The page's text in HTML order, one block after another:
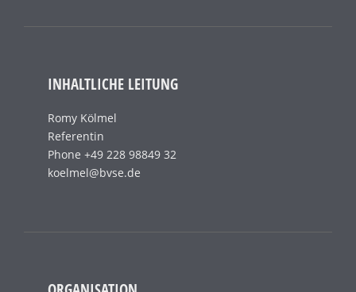
INHALTLICHE LEITUNG
Romy Kölmel
Referentin
Phone +49 228 98849 32
koelmel@bvse.de